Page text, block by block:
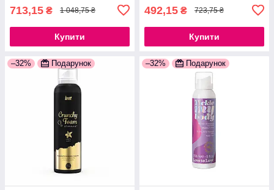
713,15 ₴ 1 048,75 ₴
Купити
492,15 ₴ 723,75 ₴
Купити
–32% Подарунок –32% Подарунок